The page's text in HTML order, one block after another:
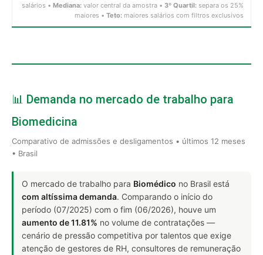
salários • Mediana: valor central da amostra • 3º Quartil: separa os 25%
maiores • Teto: maiores salários com filtros exclusivos
📊 Demanda no mercado de trabalho para
Biomedicina
Comparativo de admissões e desligamentos • últimos 12 meses
• Brasil
O mercado de trabalho para Biomédico no Brasil está
com altíssima demanda. Comparando o início do
período (07/2025) com o fim (06/2026), houve um
aumento de 11.81% no volume de contratações —
cenário de pressão competitiva por talentos que exige
atenção de gestores de RH, consultores de remuneração